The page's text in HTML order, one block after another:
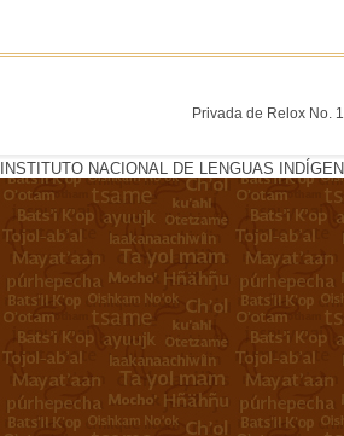
Privada de Relox No.
INSTITUTO NACIONAL DE LENGUAS